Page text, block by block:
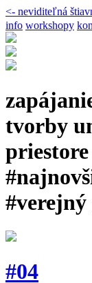
<- neviditeľná
info workshopy
tvorby
priestore
#04